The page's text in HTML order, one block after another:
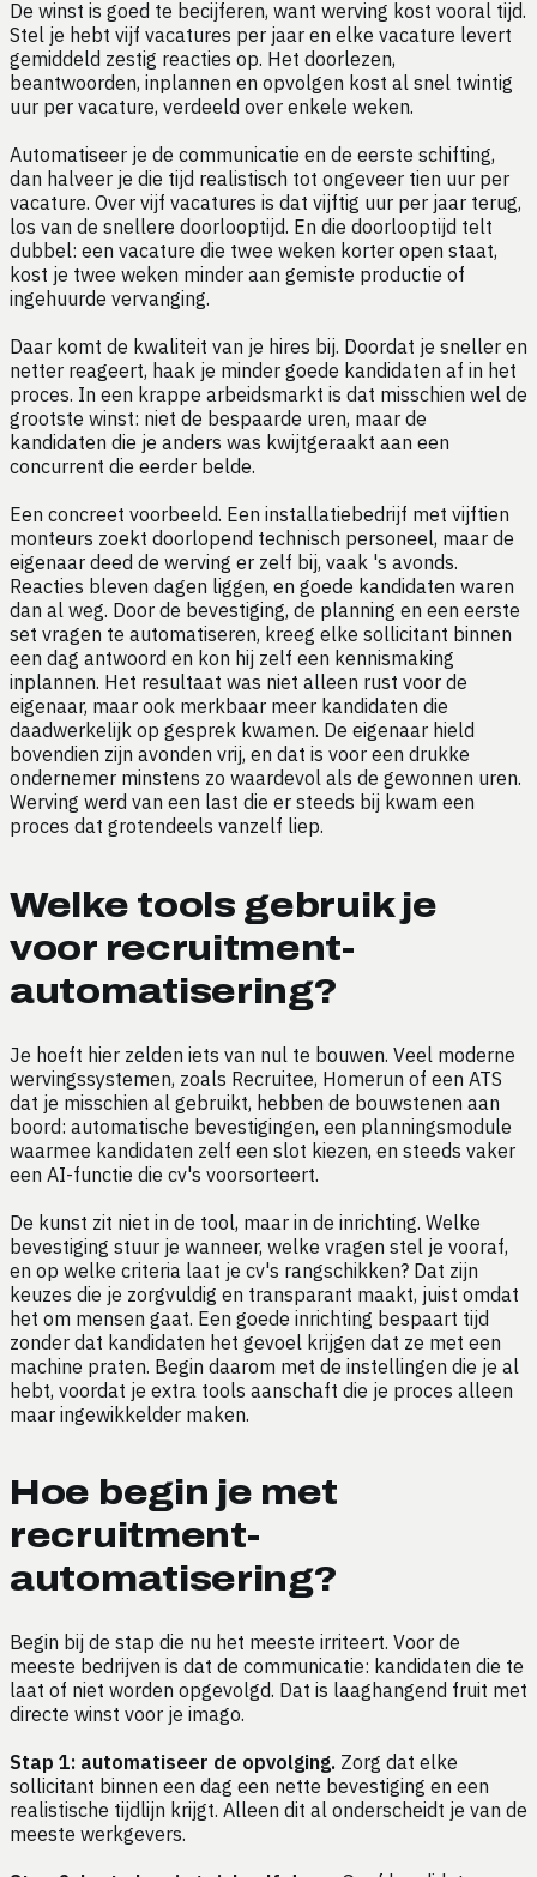
De winst is goed te becijferen, want werving kost vooral tijd.
Stel je hebt vijf vacatures per jaar en elke vacature levert
gemiddeld zestig reacties op. Het doorlezen,
beantwoorden, inplannen en opvolgen kost al snel twintig
uur per vacature, verdeeld over enkele weken.
Automatiseer je de communicatie en de eerste schifting,
dan halveer je die tijd realistisch tot ongeveer tien uur per
vacature. Over vijf vacatures is dat vijftig uur per jaar terug,
los van de snellere doorlooptijd. En die doorlooptijd telt
dubbel: een vacature die twee weken korter open staat,
kost je twee weken minder aan gemiste productie of
ingehuurde vervanging.
Daar komt de kwaliteit van je hires bij. Doordat je sneller en
netter reageert, haak je minder goede kandidaten af in het
proces. In een krappe arbeidsmarkt is dat misschien wel de
grootste winst: niet de bespaarde uren, maar de
kandidaten die je anders was kwijtgeraakt aan een
concurrent die eerder belde.
Een concreet voorbeeld. Een installatiebedrijf met vijftien
monteurs zoekt doorlopend technisch personeel, maar de
eigenaar deed de werving er zelf bij, vaak 's avonds.
Reacties bleven dagen liggen, en goede kandidaten waren
dan al weg. Door de bevestiging, de planning en een eerste
set vragen te automatiseren, kreeg elke sollicitant binnen
een dag antwoord en kon hij zelf een kennismaking
inplannen. Het resultaat was niet alleen rust voor de
eigenaar, maar ook merkbaar meer kandidaten die
daadwerkelijk op gesprek kwamen. De eigenaar hield
bovendien zijn avonden vrij, en dat is voor een drukke
ondernemer minstens zo waardevol als de gewonnen uren.
Werving werd van een last die er steeds bij kwam een
proces dat grotendeels vanzelf liep.
Welke tools gebruik je
voor recruitment-
automatisering?
Je hoeft hier zelden iets van nul te bouwen. Veel moderne
wervingssystemen, zoals Recruitee, Homerun of een ATS
dat je misschien al gebruikt, hebben de bouwstenen aan
boord: automatische bevestigingen, een planningsmodule
waarmee kandidaten zelf een slot kiezen, en steeds vaker
een AI-functie die cv's voorsorteert.
De kunst zit niet in de tool, maar in de inrichting. Welke
bevestiging stuur je wanneer, welke vragen stel je vooraf,
en op welke criteria laat je cv's rangschikken? Dat zijn
keuzes die je zorgvuldig en transparant maakt, juist omdat
het om mensen gaat. Een goede inrichting bespaart tijd
zonder dat kandidaten het gevoel krijgen dat ze met een
machine praten. Begin daarom met de instellingen die je al
hebt, voordat je extra tools aanschaft die je proces alleen
maar ingewikkelder maken.
Hoe begin je met
recruitment-
automatisering?
Begin bij de stap die nu het meeste irriteert. Voor de
meeste bedrijven is dat de communicatie: kandidaten die te
laat of niet worden opgevolgd. Dat is laaghangend fruit met
directe winst voor je imago.
Stap 1: automatiseer de opvolging. Zorg dat elke
sollicitant binnen een dag een nette bevestiging en een
realistische tijdlijn krijgt. Alleen dit al onderscheidt je van de
meeste werkgevers.